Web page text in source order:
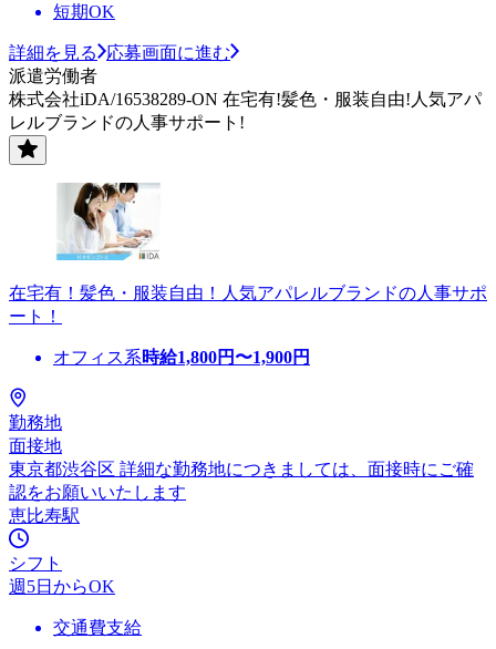
短期OK
詳細を見る
応募画面に進む
派遣労働者
株式会社iDA/16538289-ON 在宅有!髪色・服装自由!人気アパ
レルブランドの人事サポート!
在宅有！髪色・服装自由！人気アパレルブランドの人事サポ
ート！
オフィス系時給1,800円〜1,900円
勤務地
面接地
東京都渋谷区 詳細な勤務地につきましては、面接時にご確
認をお願いいたします
恵比寿駅
シフト
週5日からOK
交通費支給